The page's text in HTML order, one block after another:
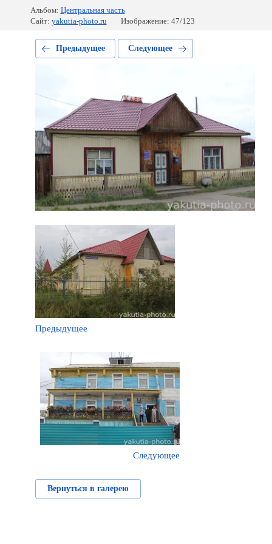
Альбом: Центральная часть
Сайт: yakutia-photo.ru Изображение: 47/123
Предыдущее Следующее
Предыдущее
Следующее
Вернуться в галерею